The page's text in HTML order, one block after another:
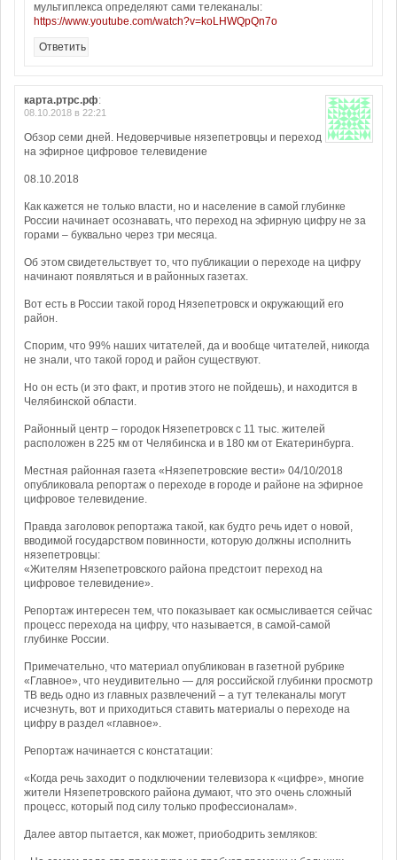
мультиплекса определяют сами телеканалы:
https://www.youtube.com/watch?v=koLHWQpQn7o
Ответить
карта.ртрс.рф:
08.10.2018 в 22:21
Обзор семи дней. Недоверчивые нязепетровцы и переход
на эфирное цифровое телевидение
08.10.2018
Как кажется не только власти, но и население в самой глубинке
России начинает осознавать, что переход на эфирную цифру не за
горами – буквально через три месяца.
Об этом свидетельствует то, что публикации о переходе на цифру
начинают появляться и в районных газетах.
Вот есть в России такой город Нязепетровск и окружающий его
район.
Спорим, что 99% наших читателей, да и вообще читателей, никогда
не знали, что такой город и район существуют.
Но он есть (и это факт, и против этого не пойдешь), и находится в
Челябинской области.
Районный центр – городок Нязепетровск с 11 тыс. жителей
расположен в 225 км от Челябинска и в 180 км от Екатеринбурга.
Местная районная газета «Нязепетровские вести» 04/10/2018
опубликовала репортаж о переходе в городе и районе на эфирное
цифровое телевидение.
Правда заголовок репортажа такой, как будто речь идет о новой,
вводимой государством повинности, которую должны исполнить
нязепетровцы:
«Жителям Нязепетровского района предстоит переход на
цифровое телевидение».
Репортаж интересен тем, что показывает как осмысливается сейчас
процесс перехода на цифру, что называется, в самой-самой
глубинке России.
Примечательно, что материал опубликован в газетной рубрике
«Главное», что неудивительно — для российской глубинки просмотр
ТВ ведь одно из главных развлечений – а тут телеканалы могут
исчезнуть, вот и приходиться ставить материалы о переходе на
цифру в раздел «главное».
Репортаж начинается с констатации:
«Когда речь заходит о подключении телевизора к «цифре», многие
жители Нязепетровского района думают, что это очень сложный
процесс, который под силу только профессионалам».
Далее автор пытается, как может, приободрить земляков: